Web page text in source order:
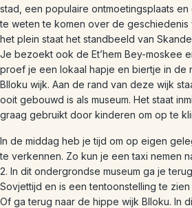
stad, een populaire ontmoetingsplaats
te weten te komen over de geschiedenis
het plein staat het standbeeld van
Je bezoekt ook de Et’hem Bey-moskee
proef je een lokaal hapje en biertje in de
Blloku wijk. Aan de rand van deze wijk
ooit gebouwd is als museum. Het staat
graag gebruikt door kinderen om op te
In de middag heb je tijd om op eigen
te verkennen. Zo kun je een taxi nemen
2. In dit ondergrondse museum ga je
Sovjettijd en is een tentoonstelling te
Of ga terug naar de hippe wijk Blloku. In